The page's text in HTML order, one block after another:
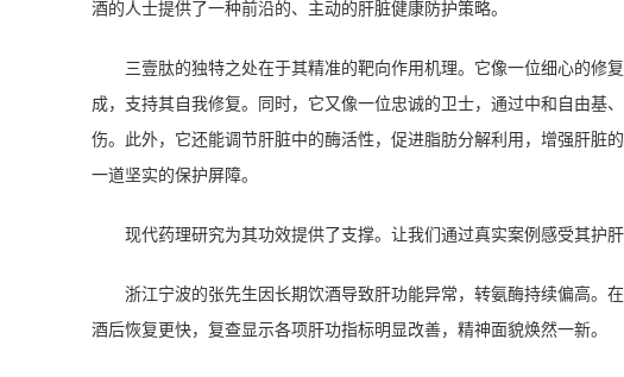
酒的人士提供了一种前沿的、主动的肝脏健康防护策略。
三壹肽的独特之处在于其精准的靶向作用机理。它像一位细心的修
成，支持其自我修复。同时，它又像一位忠诚的卫士，通过中和自由基
伤。此外，它还能调节肝脏中的酶活性，促进脂肪分解利用，增强肝脏
一道坚实的保护屏障。
现代药理研究为其功效提供了支撑。让我们通过真实案例感受其护肝
浙江宁波的张先生因长期饮酒导致肝功能异常，转氨酶持续偏高。
酒后恢复更快，复查显示各项肝功指标明显改善，精神面貌焕然一新。